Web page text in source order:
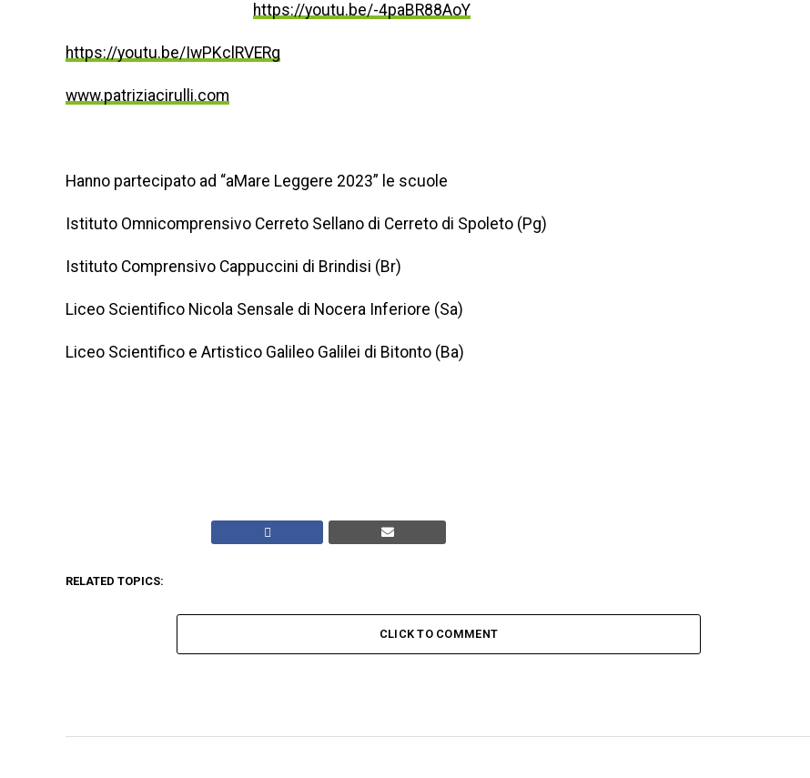
https://youtu.be/-4paBR88AoY
https://youtu.be/IwPKclRVERg
www.patriziacirulli.com
Hanno partecipato ad “aMare Leggere 2023” le scuole
Istituto Omnicomprensivo Cerreto Sellano di Cerreto di Spoleto (Pg)
Istituto Comprensivo Cappuccini di Brindisi (Br)
Liceo Scientifico Nicola Sensale di Nocera Inferiore (Sa)
Liceo Scientifico e Artistico Galileo Galilei di Bitonto (Ba)
RELATED TOPICS:
CLICK TO COMMENT